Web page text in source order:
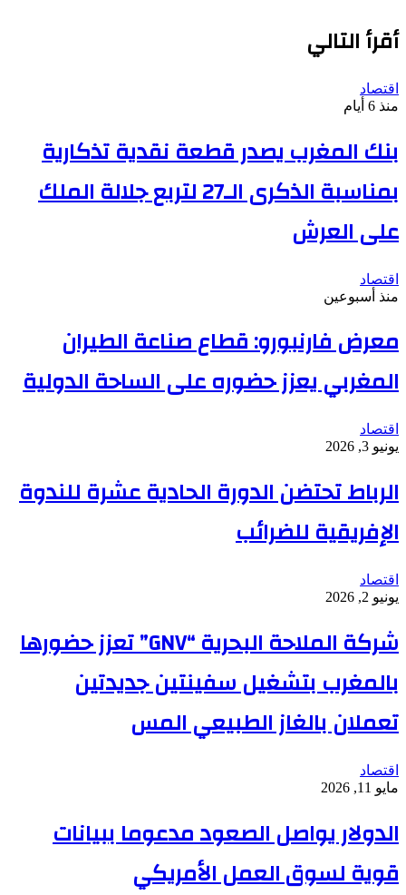
أقرأ التالي
اقتصاد
منذ 6 أيام
بنك المغرب يصدر قطعة نقدية تذكارية
بمناسبة الذكرى الـ27 لتربع جلالة الملك
على العرش
اقتصاد
منذ أسبوعين
معرض فارنبورو: قطاع صناعة الطيران
المغربي يعزز حضوره على الساحة الدولية
اقتصاد
يونيو 3, 2026
الرباط تحتضن الدورة الحادية عشرة للندوة
الإفريقية للضرائب
اقتصاد
يونيو 2, 2026
شركة الملاحة البحرية “GNV” تعزز حضورها
بالمغرب بتشغيل سفينتين جديدتين
تعملان بالغاز الطبيعي المس
اقتصاد
مايو 11, 2026
الدولار يواصل الصعود مدعوما ببيانات
قوية لسوق العمل الأمريكي